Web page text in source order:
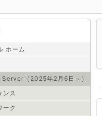
ホーム
（2025年2月6日～）
ンス
ーク